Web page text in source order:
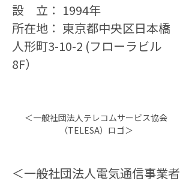
設　立： 1994年
所在地： 東京都中央区日本橋
人形町3-10-2 (フローラビル
8F）
＜一般社団法人テレコムサービス協会
（TELESA）ロゴ＞
＜一般社団法人電気通信事業者